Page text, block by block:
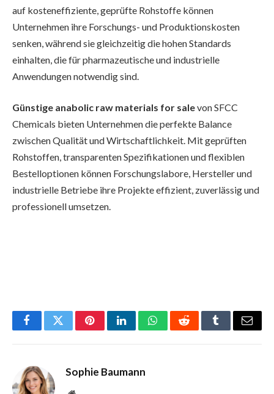
auf kosteneffiziente, geprüfte Rohstoffe können
Unternehmen ihre Forschungs- und Produktionskosten
senken, während sie gleichzeitig die hohen Standards
einhalten, die für pharmazeutische und industrielle
Anwendungen notwendig sind.
Günstige anabolic raw materials for salevon SFCC
Chemicals bieten Unternehmen die perfekte Balance
zwischen Qualität und Wirtschaftlichkeit. Mit geprüften
Rohstoffen, transparenten Spezifikationen und flexiblen
Bestelloptionen können Forschungslabore, Hersteller und
industrielle Betriebe ihre Projekte effizient, zuverlässig und
professionell umsetzen.
FacebookTwitterPinterestLinkedInWhatsAppRedditTumblrEmail
Sophie Baumann